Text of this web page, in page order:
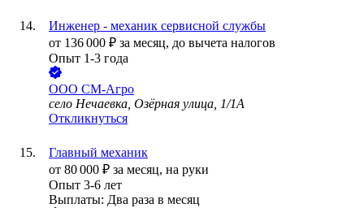
Инженер - механик сервисной службы
от 136 000 ₽ за месяц, до вычета налогов
Опыт 1-3 года
ООО СМ-Агро
село Нечаевка, Озёрная улица, 1/1А
Откликнуться
Главный механик
от 80 000 ₽ за месяц, на руки
Опыт 3-6 лет
Выплаты: Два раза в месяц